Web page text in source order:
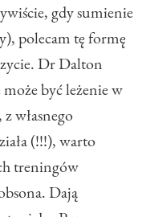
gdy sumienie
polecam tę formę
Dr Dalton
być leżenie w
własnego
(!!!), warto
treningów
Dają